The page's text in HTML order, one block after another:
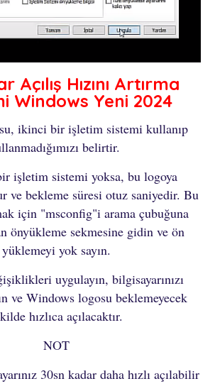
Açılış Hızını Artırma
Windows Yeni 2024
ikinci bir işletim sistemi kullanıp
belirtir.
işletim sistemi yoksa, bu logoya
ve bekleme süresi otuz saniyedir. Bu
için "msconfig"i arama çubuğuna
önyükleme sekmesine gidin ve ön
yüklemeyi yok sayın.
uygulayın, bilgisayarınızı
ve Windows logosu beklemeyecek
hızlıca açılacaktır.
NOT
30sn kadar daha hızlı açılabilir